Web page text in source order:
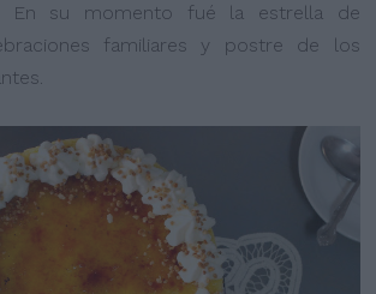
En su momento fué la estrella de
familiares y postre de los